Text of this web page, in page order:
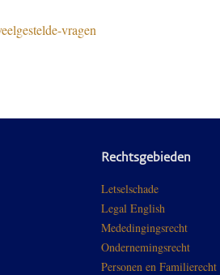
vragen
Rechtsgebieden
Letselschade
Legal English
Mededingingsrecht
Ondernemingsrecht
Personen en Familierecht